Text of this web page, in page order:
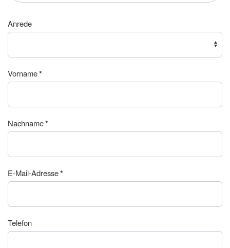
Anrede
Vorname*
Nachname*
E-Mail-Adresse*
Telefon